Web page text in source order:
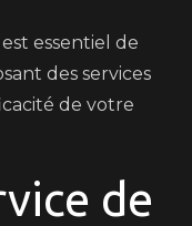
essentiel de
des services
de votre
de